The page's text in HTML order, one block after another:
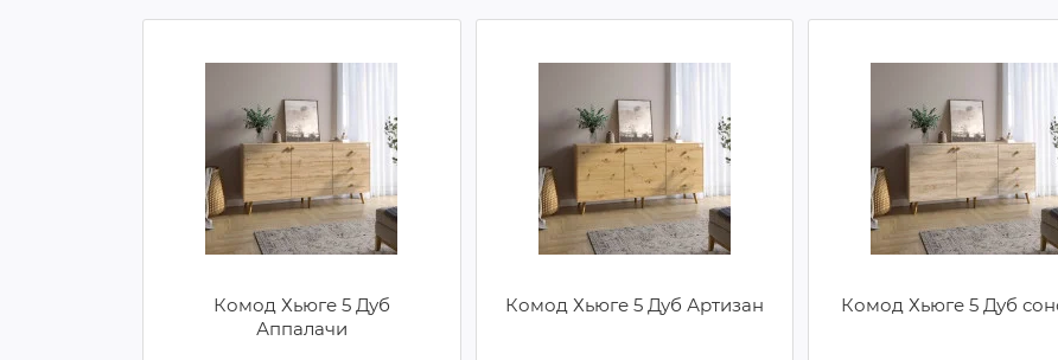
Комод Хьюге 5 Дуб
Аппалачи
Комод Хьюге 5 Дуб Артизан Комод Хьюге 5 Дуб